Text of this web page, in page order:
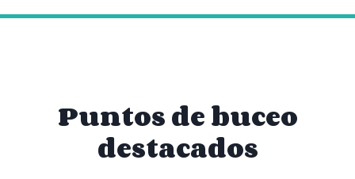
Puntos de buceo
destacados